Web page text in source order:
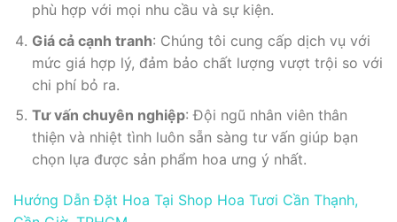
phù hợp với mọi nhu cầu và sự kiện.
Giá cả cạnh tranh: Chúng tôi cung cấp dịch vụ với
mức giá hợp lý, đảm bảo chất lượng vượt trội so với
chi phí bỏ ra.
Tư vấn chuyên nghiệp: Đội ngũ nhân viên thân
thiện và nhiệt tình luôn sẵn sàng tư vấn giúp bạn
chọn lựa được sản phẩm hoa ưng ý nhất.
Hướng Dẫn Đặt Hoa Tại Shop Hoa Tươi Cần Thạnh,